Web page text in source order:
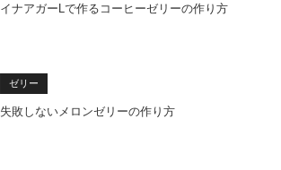
イナアガーLで作るコーヒーゼリーの作り方
ゼリー
失敗しないメロンゼリーの作り方